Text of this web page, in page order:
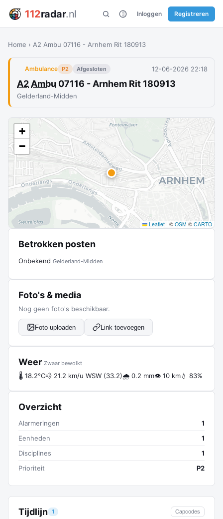
112radar.nl Inloggen Registreren
Home › A2 Ambu 07116 - Arnhem Rit 180913
Ambulance P2 Afgesloten 12-06-2026 22:18
A2 Ambu 07116 - Arnhem Rit 180913
Gelderland-Midden
Tijdlijn 1 Capcodes
+
−
Leaflet | © OSM © CARTO
Betrokken posten
Onbekend Gelderland-Midden
Foto's & media
Nog geen foto's beschikbaar.
Foto uploaden Link toevoegen
Weer Zwaar bewolkt
🌡 18.2°C💨 21.2 km/u WSW (33.2)🌧 0.2 mm👁 10 km💧 83%
Overzicht
Alarmeringen
1
Eenheden
1
Disciplines
1
Prioriteit
P2